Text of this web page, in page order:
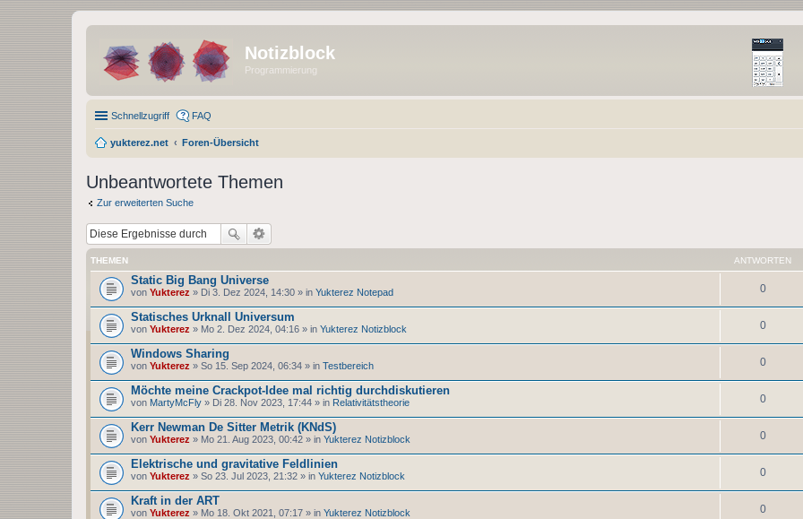
Notizblock
Programmierung
Schnellzugriff FAQ
yukterez.net Foren-Übersicht
Unbeantwortete Themen
Zur erweiterten Suche
THEMEN ANTWORTEN
Static Big Bang Universe
von Yukterez » Di 3. Dez 2024, 14:30 » in Yukterez Notepad 0
Statisches Urknall Universum
von Yukterez » Mo 2. Dez 2024, 04:16 » in Yukterez Notizblock 0
Windows Sharing
von Yukterez » So 15. Sep 2024, 06:34 » in Testbereich 0
Möchte meine Crackpot-Idee mal richtig durchdiskutieren
von MartyMcFly » Di 28. Nov 2023, 17:44 » in Relativitätstheorie 0
Kerr Newman De Sitter Metrik (KNdS)
von Yukterez » Mo 21. Aug 2023, 00:42 » in Yukterez Notizblock 0
Elektrische und gravitative Feldlinien
von Yukterez » So 23. Jul 2023, 21:32 » in Yukterez Notizblock 0
Kraft in der ART
von Yukterez » Mo 18. Okt 2021, 07:17 » in Yukterez Notizblock 0